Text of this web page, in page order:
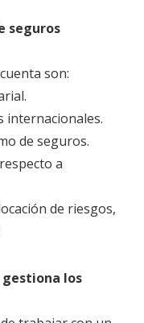
seguros
son:
internacionales.
de seguros.
a
de riesgos,
los